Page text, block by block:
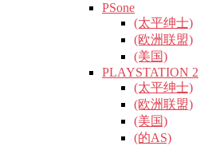
PSone
(太平绅士)
(欧洲联盟)
(美国)
PLAYSTATION 2
(太平绅士)
(欧洲联盟)
(美国)
(的AS)